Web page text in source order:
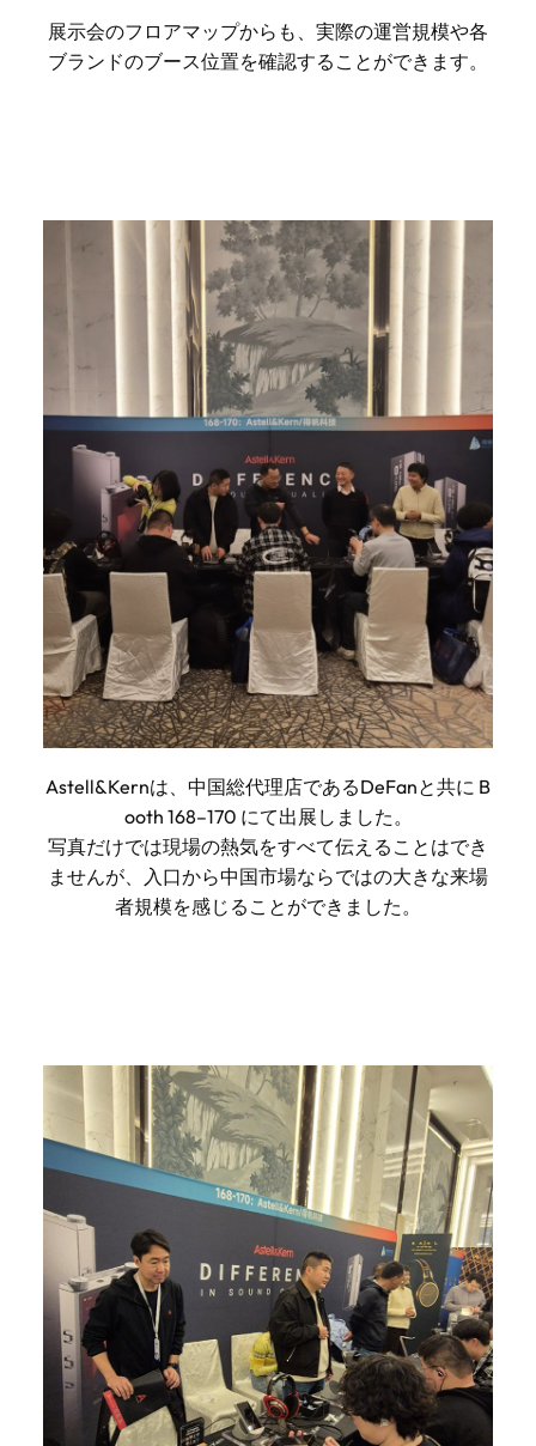
展示会のフロアマップからも、実際の運営規模や各
ブランドのブース位置を確認することができます。
Astell&Kernは、中国総代理店であるDeFanと共に B
ooth 168–170 にて出展しました。
写真だけでは現場の熱気をすべて伝えることはでき
ませんが、入口から中国市場ならではの大きな来場
者規模を感じることができました。